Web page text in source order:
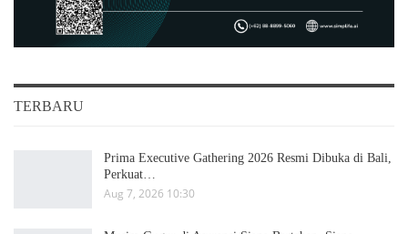
TERBARU
Prima Executive Gathering 2026 Resmi Dibuka di Bali,
Perkuat…
Aug 7, 2026 10:30